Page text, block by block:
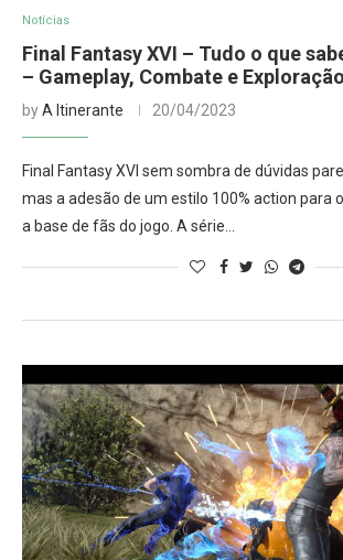
Notícias
Final Fantasy XVI – Tudo o que
– Gameplay, Combate e Exploração
byA Itinerante 20/04/2023
Final Fantasy XVI sem sombra de dúvidas
mas a adesão de um estilo 100% action para
a base de fãs do jogo. A série…